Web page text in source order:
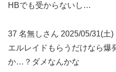
HBでも受からないし…
37 名無しさん 2025/05/31(土)
エルレイドもらうだけなら爆
か…？ダメなんかな